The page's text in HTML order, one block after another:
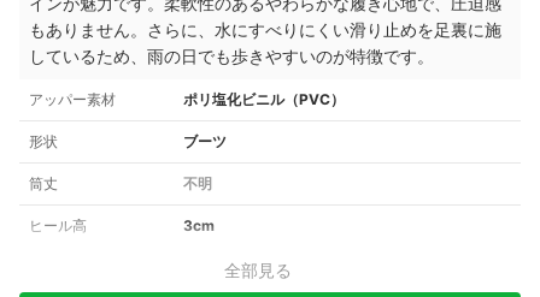
もありません。さらに、水にすべりにくい滑り止めを足裏に施
しているため、雨の日でも歩きやすいのが特徴です。
アッパー素材 ポリ塩化ビニル（PVC）
形状 ブーツ
筒丈 不明
ヒール高 3cm
全部見る